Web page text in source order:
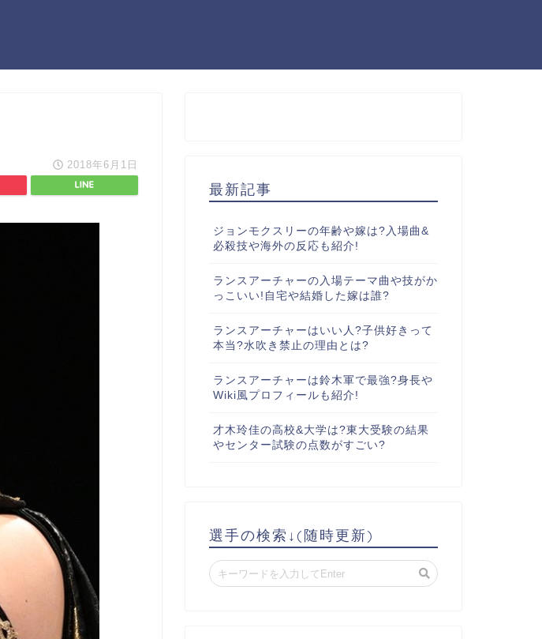
2018年6月1日
最新記事
ジョンモクスリーの年齢や嫁は?入場曲&
必殺技や海外の反応も紹介!
ランスアーチャーの入場テーマ曲や技がか
っこいい!自宅や結婚した嫁は誰?
ランスアーチャーはいい人?子供好きって
本当?水吹き禁止の理由とは?
ランスアーチャーは鈴木軍で最強?身長や
Wiki風プロフィールも紹介!
才木玲佳の高校&大学は?東大受験の結果
やセンター試験の点数がすごい?
選手の検索↓(随時更新)